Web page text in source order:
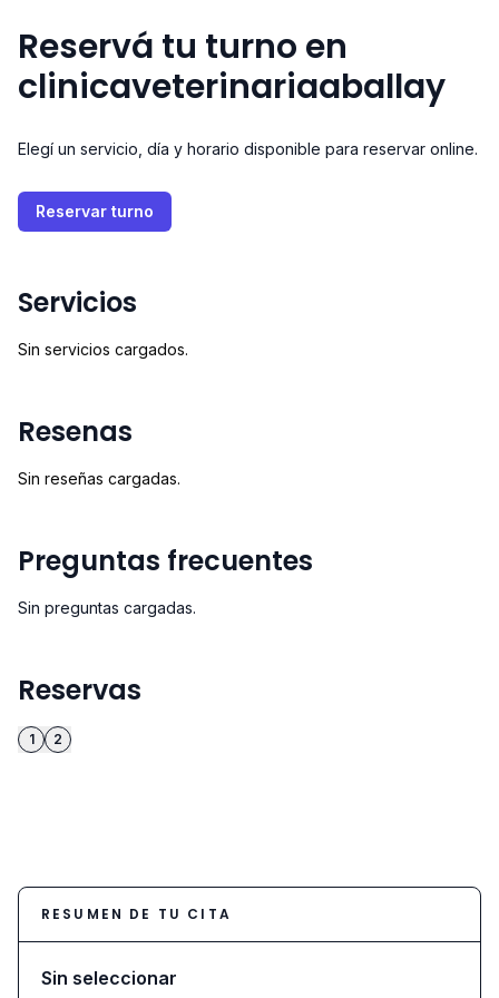
Reservá tu turno en
clinicaveterinariaaballay
Elegí un servicio, día y horario disponible para reservar online.
Reservar turno
Servicios
Sin servicios cargados.
Resenas
Sin reseñas cargadas.
Preguntas frecuentes
Sin preguntas cargadas.
Reservas
1 2
RESUMEN DE TU CITA
Sin seleccionar